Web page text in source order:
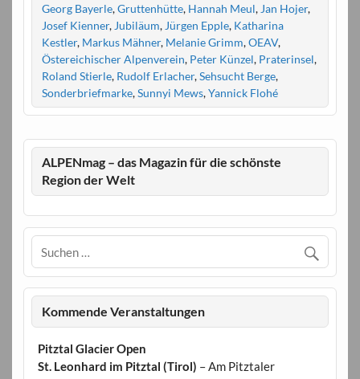
Georg Bayerle,Gruttenhütte, Hannah Meul, Jan Hojer,
Josef Kienner, Jubiläum, Jürgen Epple, Katharina
Kestler, Markus Mähner, Melanie Grimm,OEAV,
Östereichischer Alpenverein, Peter Künzel, Praterinsel,
Roland Stierle, Rudolf Erlacher,Sehsucht Berge,
Sonderbriefmarke,Sunnyi Mews,Yannick Flohé
ALPENmag – das Magazin für die schönste
Region der Welt
Kommende Veranstaltungen
Pitztal Glacier Open
St. Leonhard im Pitztal (Tirol) – Am Pitztaler